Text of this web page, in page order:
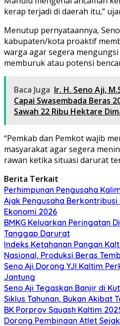
kerap terjadi di daerah itu,”
Menutup pernyataannya,
kabupaten/kota proaktif
warga agar segera
memburuk atau potensi
Baca Juga Ir. H. Seno Aji,
Capai Swasembada Beras
Sawah 22 Ribu Hektare
“Pemkab dan Pemkot wajib
masyarakat agar segera
rawan ketika situasi darurat
Berita Terkait
Perhimpunan Pengusaha
Ajak Pengusaha Berkontribusi
Ekonomi 2026
BMKG Keluarkan Peringatan
Tanggap Darurat
Indeks Ketahanan Pangan
Nasional, Produksi Beras
Seno Aji Dorong YJI Kaltim
Jantung
Seno Aji Tegaskan Banjir di
Siklus Tahunan, Bukan Akibat
BK Porprov Squash Kaltim
Dorong Pembinaan Atlet